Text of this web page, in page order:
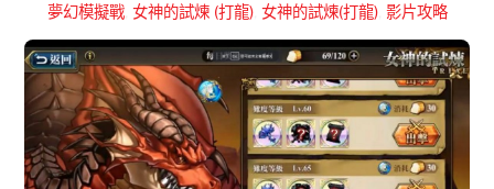
夢幻模擬戰, 女神的試煉 (打龍), 女神的試煉(打龍), 影片攻略